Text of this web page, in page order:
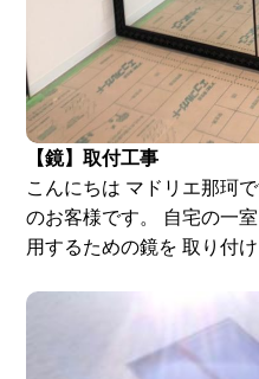
【鏡】取付工事
こんにちは マドリエ那珂
のお客様です。 自宅の一
用するための鏡を 取り付